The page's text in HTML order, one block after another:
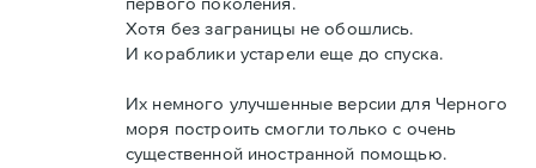
Хотя без заграницы не обошлись.
И кораблики устарели еще до спуска.
Их немного улучшенные версии для Черного
моря построить смогли только с очень
существенной иностранной помощью.